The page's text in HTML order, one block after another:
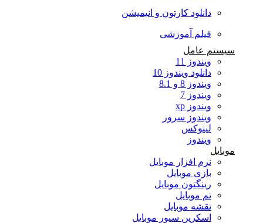
دانلود کارتون و انیمیشن
فیلم آموزشی
سیستم عامل
ویندوز 11
دانلود ویندوز 10
ویندوز 8 و 8.1
ویندوز 7
ویندوز xp
ویندوز سرور
لینوکس
ویندوز
موبایل
نرم افزار موبایل
بازی موبایل
رینگتون موبایل
تم موبایل
نقشه موبایل
اسکرین سیور موبایل